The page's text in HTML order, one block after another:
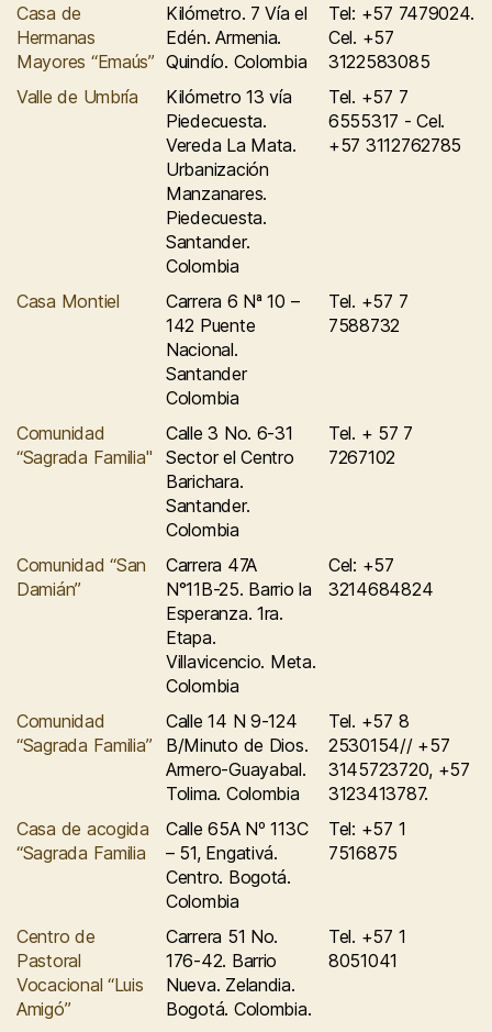
Casa de
Hermanas
Mayores “Emaús”
Kilómetro. 7 Vía el
Edén. Armenia.
Quindío. Colombia
Tel: +57 7479024.
Cel. +57
3122583085
Valle de Umbría
Kilómetro 13 vía
Piedecuesta.
Vereda La Mata.
Urbanización
Manzanares.
Piedecuesta.
Santander.
Colombia
Tel. +57 7
6555317 - Cel.
+57 3112762785
Casa Montiel
Carrera 6 Nª 10 –
142 Puente
Nacional.
Santander
Colombia
Tel. +57 7
7588732
Comunidad
“Sagrada Familia"
Calle 3 No. 6-31
Sector el Centro
Barichara.
Santander.
Colombia
Tel. + 57 7
7267102
Comunidad “San
Damián”
Carrera 47A
N°11B-25. Barrio la
Esperanza. 1ra.
Etapa.
Villavicencio. Meta.
Colombia
Cel: +57
3214684824
Comunidad
“Sagrada Familia”
Calle 14 N 9-124
B/Minuto de Dios.
Armero-Guayabal.
Tolima. Colombia
Tel. +57 8
2530154// +57
3145723720, +57
3123413787.
Casa de acogida
“Sagrada Familia
Calle 65A Nº 113C
– 51, Engativá.
Centro. Bogotá.
Colombia
Tel: +57 1
7516875
Centro de
Pastoral
Vocacional “Luis
Amigó”
Carrera 51 No.
176-42. Barrio
Nueva. Zelandia.
Bogotá. Colombia.
Tel. +57 1
8051041